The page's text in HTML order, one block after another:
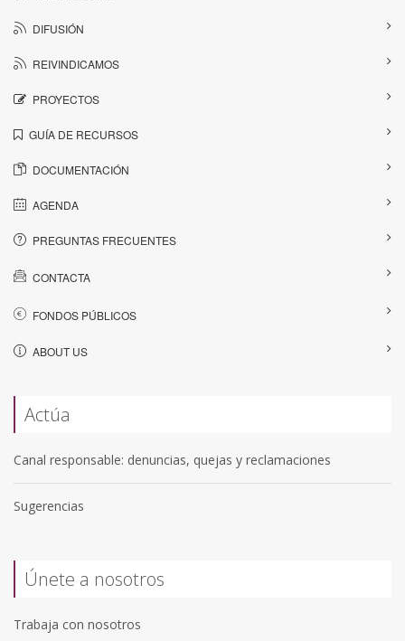
DIFUSIÓN
REIVINDICAMOS
PROYECTOS
GUÍA DE RECURSOS
DOCUMENTACIÓN
AGENDA
PREGUNTAS FRECUENTES
CONTACTA
FONDOS PÚBLICOS
ABOUT US
Actúa
Canal responsable: denuncias, quejas y reclamaciones
Sugerencias
Únete a nosotros
Trabaja con nosotros